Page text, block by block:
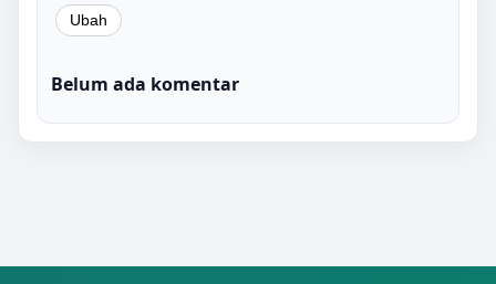
Belum ada komentar